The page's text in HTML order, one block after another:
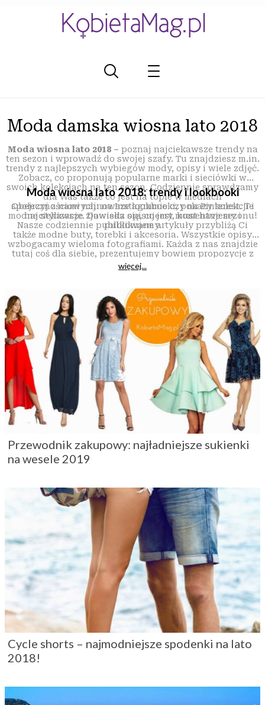
Moda damska wiosna lato 2018
Moda wiosna lato 2018 – poznaj najciekawsze trendy na
ten sezon i wprowadź do swojej szafy. Tu znajdziesz m.in.
trendy z najlepszych wybiegów mody, opisy i wiele zdjęć.
Zobacz, co proponują popularne marki i sieciówki w
swoich kolekcjach na ten sezon. Codziennie sprawdzamy
dla Was także co jest na topie w mediach
społecznościowych: na Instagramie czy na Pinterest. Te
najciekawsze zjawiska opisujemy, komentujemy i
publikujemy.
Moda wiosna lato 2018: trendy i lookbooki
Obejrzyj z nami najnowsze lookbooki, pokazy kolekcji i
modne stylizacje. Dowiedz się, co jest must have sezonu!
Nasze codziennie publikowane artykuły przybliżą Ci
także modne buty, torebki i akcesoria. Wszystkie opisy
wzbogacamy wieloma fotografiami. Każda z nas znajdzie
tutaj coś dla siebie, prezentujemy bowiem propozycje z
różnych półek cenowych. Jesteśmy pewni, że wśród
naszych sugestii znajdziesz coś interesującego. Zacznij z
więcej...
Przewodnik zakupowy: najładniejsze sukienki
na wesele 2019
Cycle shorts – najmodniejsze spodenki na lato
2018!